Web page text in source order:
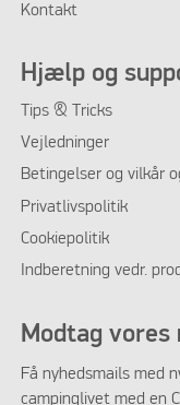
Kontakt
Hjælp og
Tips & Tricks
Vejledninger
Betingelser og vilkår
Privatlivspolitik
Cookiepolitik
Indberetning vedr.
Modtag vores
Få nyhedsmails med
campinglivet med en